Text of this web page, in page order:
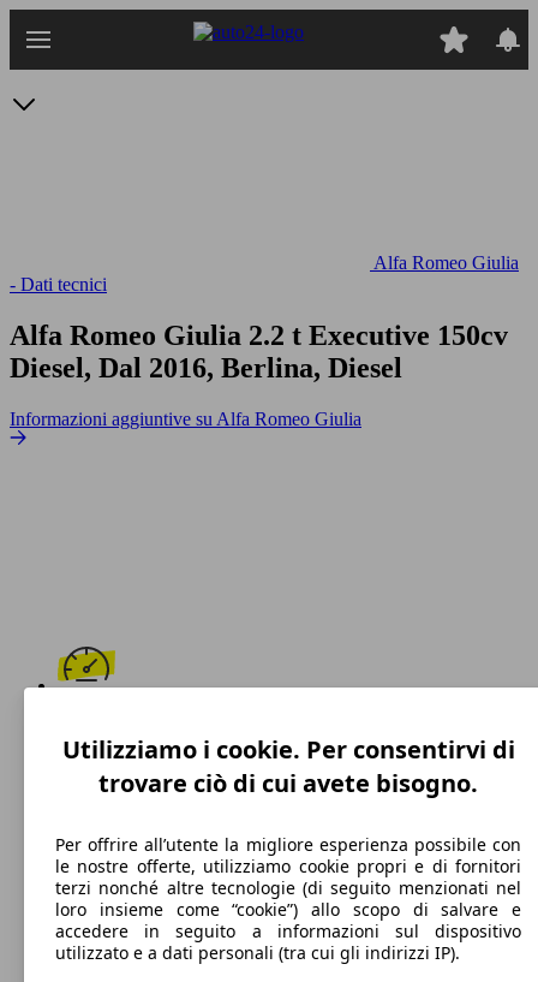
Alfa Romeo Giulia
- Dati tecnici
Alfa Romeo Giulia 2.2 t Executive 150cv
Diesel, Dal 2016, Berlina, Diesel
Informazioni aggiuntive su Alfa Romeo Giulia
Diesel
Carburante
Utilizziamo i cookie. Per consentirvi di
trovare ciò di cui avete bisogno.
Per offrire all’utente la migliore esperienza possibile con
le nostre offerte, utilizziamo cookie propri e di fornitori
terzi nonché altre tecnologie (di seguito menzionati nel
loro insieme come “cookie”) allo scopo di salvare e
accedere in seguito a informazioni sul dispositivo
utilizzato e a dati personali (tra cui gli indirizzi IP).